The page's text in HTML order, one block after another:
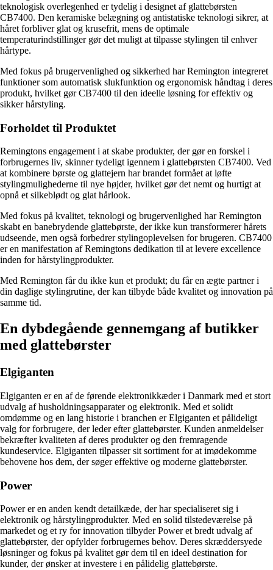
teknologisk overlegenhed er tydelig i designet af glattebørsten
CB7400. Den keramiske belægning og antistatiske teknologi sikrer, at
håret forbliver glat og krusefrit, mens de optimale
temperaturindstillinger gør det muligt at tilpasse stylingen til enhver
hårtype.
Med fokus på brugervenlighed og sikkerhed har Remington integreret
funktioner som automatisk slukfunktion og ergonomisk håndtag i deres
produkt, hvilket gør CB7400 til den ideelle løsning for effektiv og
sikker hårstyling.
Forholdet til Produktet
Remingtons engagement i at skabe produkter, der gør en forskel i
forbrugernes liv, skinner tydeligt igennem i glattebørsten CB7400. Ved
at kombinere børste og glattejern har brandet formået at løfte
stylingmulighederne til nye højder, hvilket gør det nemt og hurtigt at
opnå et silkeblødt og glat hårlook.
Med fokus på kvalitet, teknologi og brugervenlighed har Remington
skabt en banebrydende glattebørste, der ikke kun transformerer hårets
udseende, men også forbedrer stylingoplevelsen for brugeren. CB7400
er en manifestation af Remingtons dedikation til at levere excellence
inden for hårstylingprodukter.
Med Remington får du ikke kun et produkt; du får en ægte partner i
din daglige stylingrutine, der kan tilbyde både kvalitet og innovation på
samme tid.
En dybdegående gennemgang af butikker
med glattebørster
Elgiganten
Elgiganten er en af de førende elektronikkæder i Danmark med et stort
udvalg af husholdningsapparater og elektronik. Med et solidt
omdømme og en lang historie i branchen er Elgiganten et pålideligt
valg for forbrugere, der leder efter glattebørster. Kunden anmeldelser
bekræfter kvaliteten af deres produkter og den fremragende
kundeservice. Elgiganten tilpasser sit sortiment for at imødekomme
behovene hos dem, der søger effektive og moderne glattebørster.
Power
Power er en anden kendt detailkæde, der har specialiseret sig i
elektronik og hårstylingprodukter. Med en solid tilstedeværelse på
markedet og et ry for innovation tilbyder Power et bredt udvalg af
glattebørster, der opfylder forbrugernes behov. Deres skræddersyede
løsninger og fokus på kvalitet gør dem til en ideel destination for
kunder, der ønsker at investere i en pålidelig glattebørste.